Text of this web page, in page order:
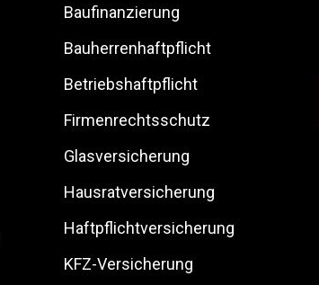
Baufinanzierung
Bauherrenhaftpflicht
Betriebshaftpflicht
Firmenrechtsschutz
Glasversicherung
Hausratversicherung
Haftpflichtversicherung
KFZ-Versicherung